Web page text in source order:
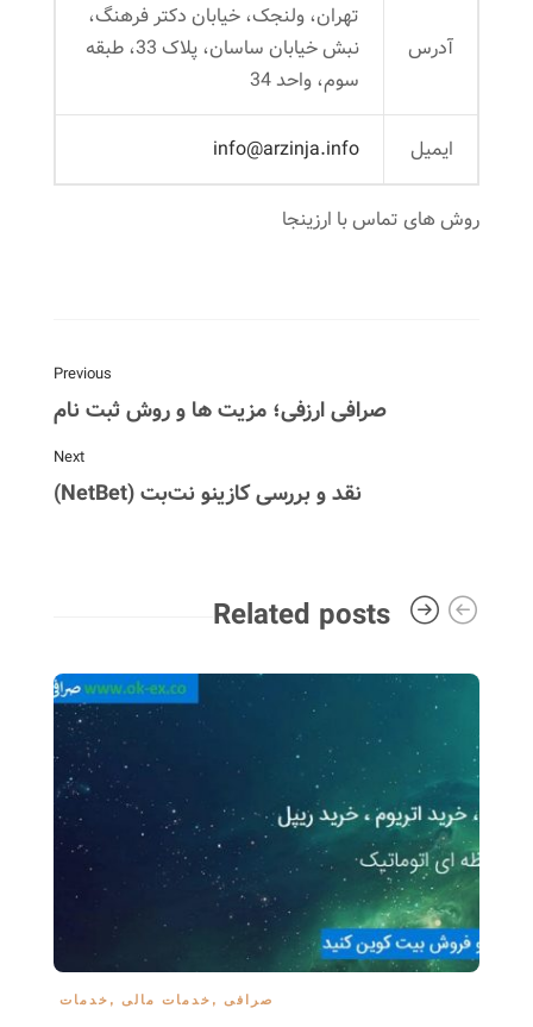
آدرس
تهران، ولنجک، خیابان دکتر فرهنگ،
نبش خیابان ساسان، پلاک 33، طبقه
سوم، واحد 34
ایمیل info@arzinja.info
روش های تماس با ارزینجا
Previous
صرافی ارزفی؛ مزیت ها و روش ثبت نام
Next
نقد و بررسی کازینو نت‌بت (NetBet)
Related posts
خدمات , خدمات مالی , صرافی